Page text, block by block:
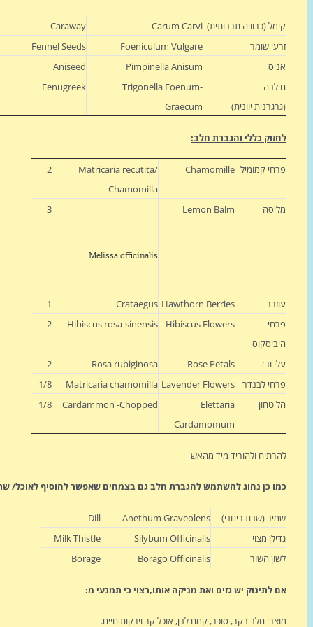
קימל (כרוויה תרבותית) Carum Carvi
Caraway
זרעי שומר
Foeniculum Vulgare
Fennel Seeds
אניס
Pimpinella Anisum
Aniseed
חילבה
(גרגרנית יוונית)
Trigonella Foenum-
Graecum
Fenugreek
לחזוק כללי והגברת חלב:
פרחי קמומיל Chamomille
Matricaria recutita/
Chamomilla
2
מליסה Lemon Balm
Melissa officinalis
3
עוזרר Hawthorn Berries
Crataegus
1
פרחי
היביסקוס
Hibiscus Flowers
Hibiscus rosa-sinensis
2
עלי ורד Rose Petals
Rosa rubiginosa
2
פרחי לבנדר
Lavender Flowers
Matricaria chamomilla
1/8
הל טחון
Elettaria
Cardamomum
Cardammon -Chopped
1/8
להרתיח ולהוריד מיד מהאש
כמו כן נהוג להשתמש להגברת חלב גם בצמחים שאפשר להוסיף לאוכל/
שמיר (שבת ריחני) Anethum Graveolens
Dill
גדילן מצוי
Silybum Officinalis
Milk Thistle
לשון השור
Borago Officinalis
Borage
אם לתינוק יש גזים ואת מניקה אותו,רצוי כי תמנעי מ:
מוצרי חלב בקר, סוכר, קמח לבן, אוכל קר וירקות חיים.